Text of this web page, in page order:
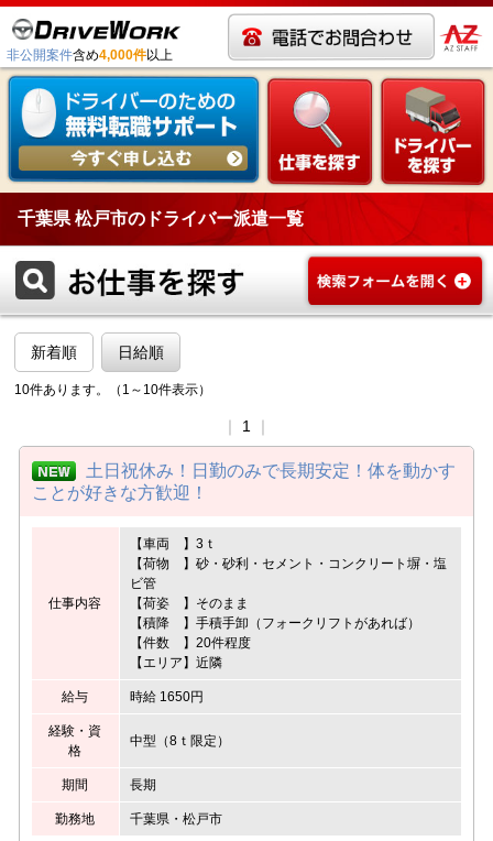
非公開案件含め4,000件以上
千葉県 松戸市のドライバー派遣一覧
新着順 日給順
10件あります。（1～10件表示）
1
土日祝休み！日勤のみで長期安定！体を動かす
ことが好きな方歓迎！
仕事内容
【車両 】3ｔ
【荷物 】砂・砂利・セメント・コンクリート塀・塩
ビ管
【荷姿 】そのまま
【積降 】手積手卸（フォークリフトがあれば）
【件数 】20件程度
【エリア】近隣
給与 時給 1650円
経験・資
格
中型（8ｔ限定）
期間 長期
勤務地 千葉県・松戸市